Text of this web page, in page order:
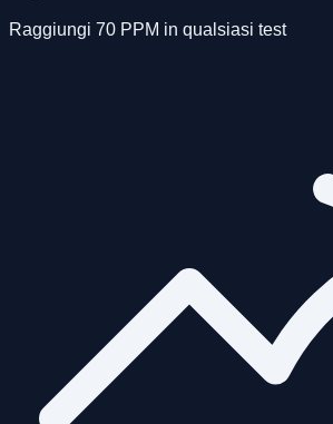
Raggiungi 70 PPM in qualsiasi test